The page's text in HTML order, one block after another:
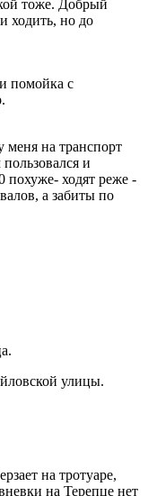
тоже. Добрый
ходить, но до
помойка с
меня на транспорт
и
похуже- ходят реже -
а забиты по
улицы.
на тротуаре,
на Терепце нет